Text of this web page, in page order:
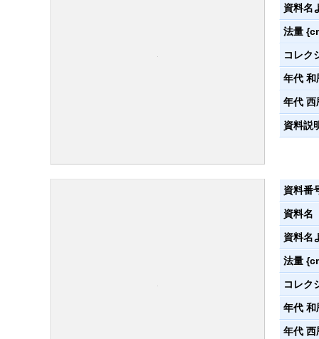
資料名
法量
コレク
年代 和
年代 西
資料説
資料番
資料名
資料名
法量
コレク
年代 和
年代 西